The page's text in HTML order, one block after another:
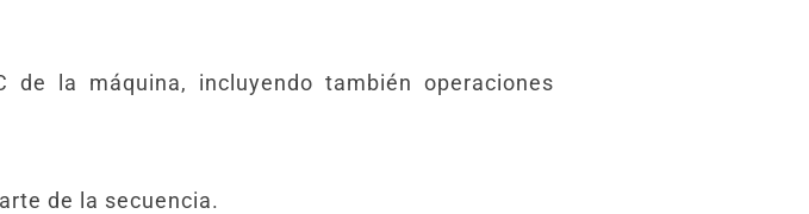
la máquina, incluyendo también operaciones
de la secuencia.